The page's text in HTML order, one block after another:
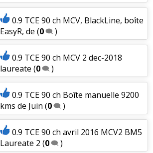
0.9 TCE 90 ch MCV, BlackLine, boîte
EasyR, de (0 )
0.9 TCE 90 ch MCV 2 dec-2018
laureate (0 )
0.9 TCE 90 ch Boîte manuelle 9200
kms de Juin (0 )
0.9 TCE 90 ch avril 2016 MCV2 BM5
Laureate 2 (0 )